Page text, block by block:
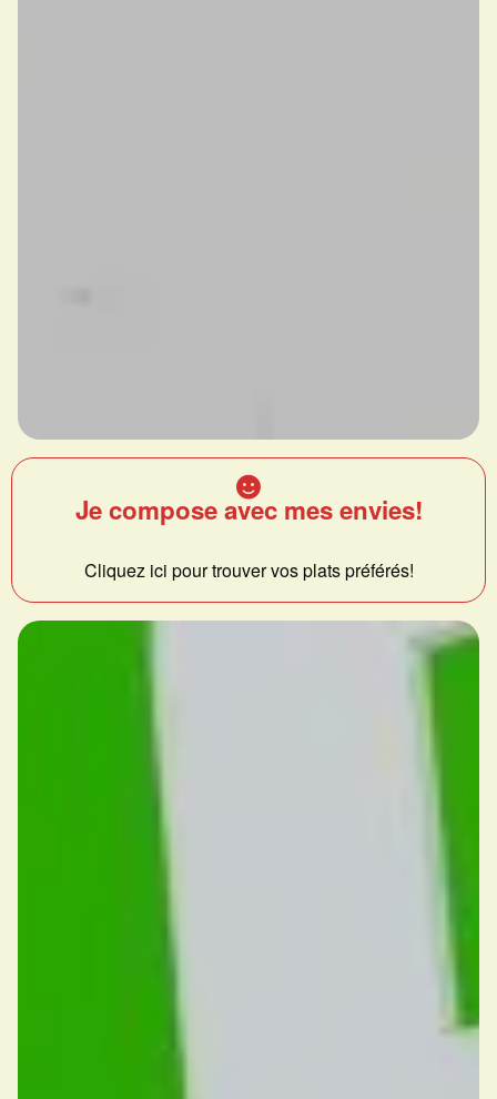
Je compose avec mes envies!
Cliquez ici pour trouver vos plats préférés!